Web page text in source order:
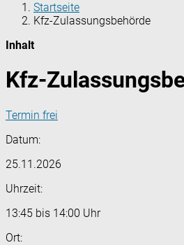
Startseite
Kfz-Zulassungsbehörde
Inhalt
Kfz-
Termin frei
Datum:
25.11.2026
Uhrzeit:
13:45 bis 14:00 Uhr
Ort: